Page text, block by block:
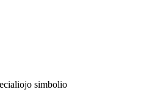
simbolio